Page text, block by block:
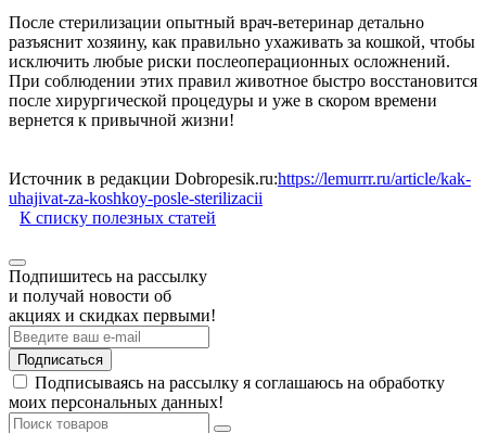
После стерилизации опытный врач-ветеринар детально
разъяснит хозяину, как правильно ухаживать за кошкой, чтобы
исключить любые риски послеоперационных осложнений.
При соблюдении этих правил животное быстро восстановится
после хирургической процедуры и уже в скором времени
вернется к привычной жизни!
Источник в редакции Dobropesik.ru:https://lemurrr.ru/article/kak-
uhajivat-za-koshkoy-posle-sterilizacii
К списку полезных статей
Подпишитесь на рассылку
и получай новости об
акциях и скидках первыми!
Подписаться
Подписываясь на рассылку я соглашаюсь на обработку
моих персональных данных!